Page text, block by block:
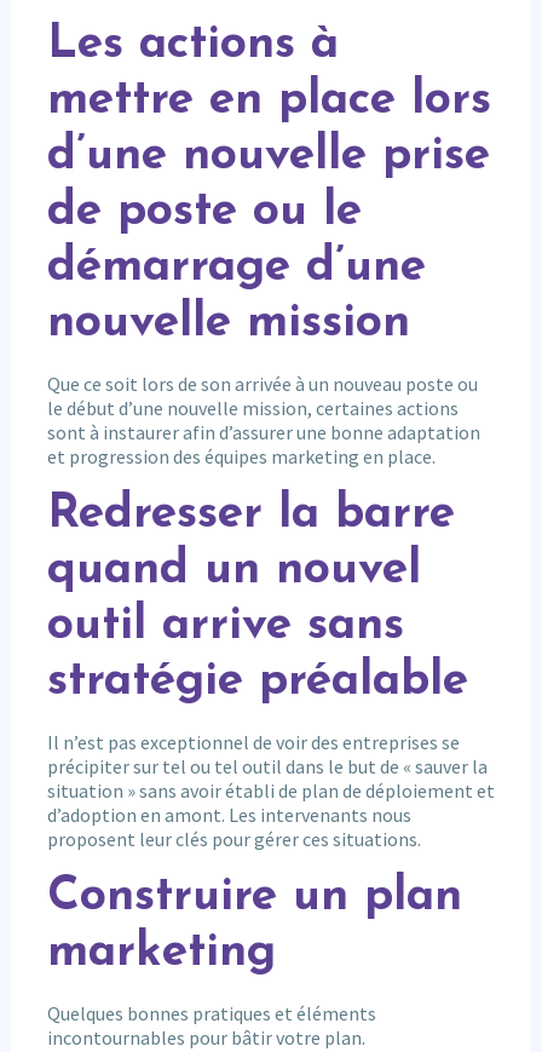
Les actions à
mettre en place lors
d’une nouvelle prise
de poste ou le
démarrage d’une
nouvelle mission
Que ce soit lors de son arrivée à un nouveau poste ou
le début d’une nouvelle mission, certaines actions
sont à instaurer afin d’assurer une bonne adaptation
et progression des équipes marketing en place.
Redresser la barre
quand un nouvel
outil arrive sans
stratégie préalable
Il n’est pas exceptionnel de voir des entreprises se
précipiter sur tel ou tel outil dans le but de « sauver la
situation » sans avoir établi de plan de déploiement et
d’adoption en amont. Les intervenants nous
proposent leur clés pour gérer ces situations.
Construire un plan
marketing
Quelques bonnes pratiques et éléments
incontournables pour bâtir votre plan.